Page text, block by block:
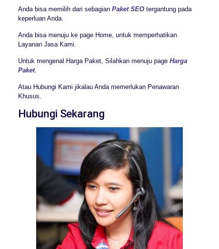
Anda bisa memilih dari sebagian Paket SEOtergantung pada
keperluan Anda.
Anda bisa menuju ke page Home, untuk memperhatikan
Layanan Jasa Kami.
Untuk mengenal Harga Paket, Silahkan menuju page Harga
Paket.
Atau Hubungi Kami jikalau Anda memerlukan Penawaran
Khusus.
Hubungi Sekarang